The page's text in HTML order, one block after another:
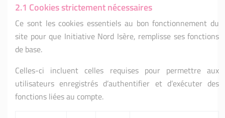
2.1 Cookies strictement nécessaires
Ce sont les cookies essentiels au bon fonctionnement du
site pour que Initiative Nord Isère, remplisse ses fonctions
de base.
Celles-ci incluent celles requises pour permettre aux
utilisateurs enregistrés d’authentifier et d’exécuter des
fonctions liées au compte.